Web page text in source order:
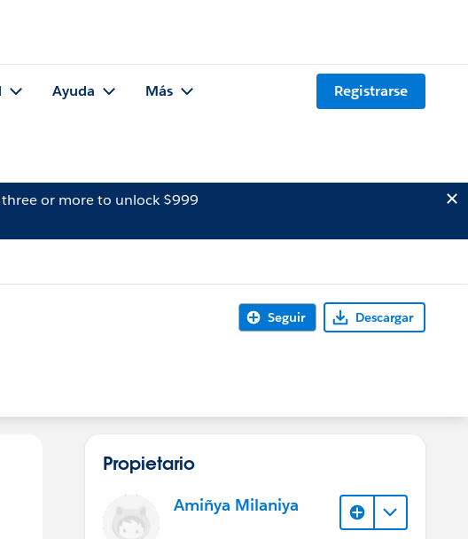
Ayuda Más Registrarse
three or more to unlock $999
Seguir Descargar
Propietario
Amiñya Milaniya